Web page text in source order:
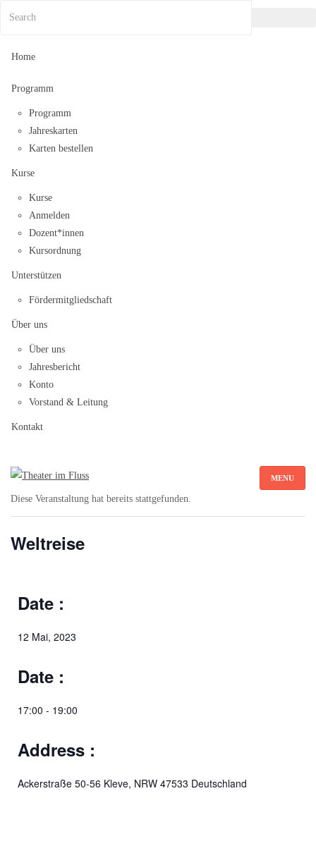
Home
Programm
Programm
Jahreskarten
Karten bestellen
Kurse
Kurse
Anmelden
Dozent*innen
Kursordnung
Unterstützen
Fördermitgliedschaft
Über uns
Über uns
Jahresbericht
Konto
Vorstand & Leitung
Kontakt
MENU
Diese Veranstaltung hat bereits stattgefunden.
Weltreise
Date :
12 Mai, 2023
Date :
17:00 - 19:00
Address :
Ackerstraße 50-56 Kleve, NRW 47533 Deutschland